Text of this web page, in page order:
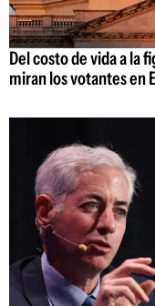
Del costo de vida a la
miran los votantes en